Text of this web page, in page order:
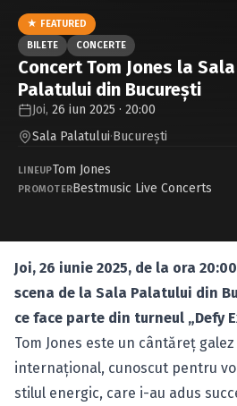
Caută în site...
★ FEATURED
BILETE
CONCERTE
Concert Tom Jones la Sala
Palatului din București
Joi, 26 iun 2025 · 20:00
Sala Palatului·Bucureşti
LINEUPTom Jones
PROMOTERBestmusic Live Concerts
Joi, 26 iunie 2025, de la ora
scena de la Sala Palatului din
ce face parte din turneul „Defy
Tom Jones este un cântăreț
internațional, cunoscut pentru
stilul energic, care i-au adus